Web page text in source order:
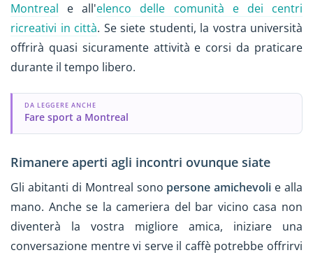
Montreal e all'elenco delle comunità e dei centri
ricreativi in città. Se siete studenti, la vostra università
offrirà quasi sicuramente attività e corsi da praticare
durante il tempo libero.
DA LEGGERE ANCHE
Fare sport a Montreal
Rimanere aperti agli incontri ovunque siate
Gli abitanti di Montreal sono persone amichevoli e alla
mano. Anche se la cameriera del bar vicino casa non
diventerà la vostra migliore amica, iniziare una
conversazione mentre vi serve il caffè potrebbe offrirvi